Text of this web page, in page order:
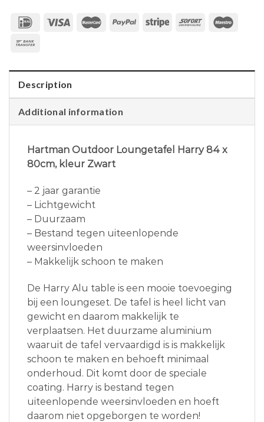
Description
Additional information
Hartman Outdoor Loungetafel Harry 84 x
80cm, kleur Zwart
– 2 jaar garantie
– Lichtgewicht
– Duurzaam
– Bestand tegen uiteenlopende
weersinvloeden
– Makkelijk schoon te maken
De Harry Alu table is een mooie toevoeging
bij een loungeset. De tafel is heel licht van
gewicht en daarom makkelijk te
verplaatsen. Het duurzame aluminium
waaruit de tafel vervaardigd is is makkelijk
schoon te maken en behoeft minimaal
onderhoud. Dit komt door de speciale
coating. Harry is bestand tegen
uiteenlopende weersinvloeden en hoeft
daarom niet opgeborgen te worden!